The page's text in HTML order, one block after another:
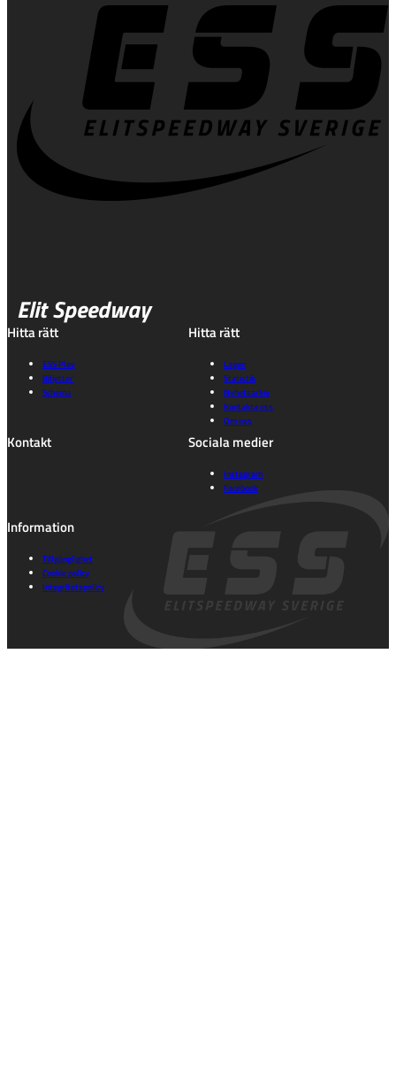
Elit Speedway
Hitta rätt
ESS Play
Biljetter
Schema
Hitta rätt
Lagen
Statistik
Nyhetsarkiv
Kontakta oss
Om oss
Kontakt Sociala medier
Instagram
Facebook
Information
Tillgänglighet
Cookie policy
Integritetspolicy